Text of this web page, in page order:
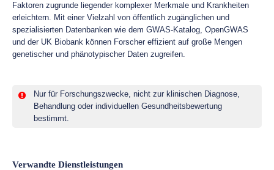
Faktoren zugrunde liegender komplexer Merkmale und Krankheiten
erleichtern. Mit einer Vielzahl von öffentlich zugänglichen und
spezialisierten Datenbanken wie dem GWAS-Katalog, OpenGWAS
und der UK Biobank können Forscher effizient auf große Mengen
genetischer und phänotypischer Daten zugreifen.
Nur für Forschungszwecke, nicht zur klinischen Diagnose,
Behandlung oder individuellen Gesundheitsbewertung
bestimmt.
Verwandte Dienstleistungen